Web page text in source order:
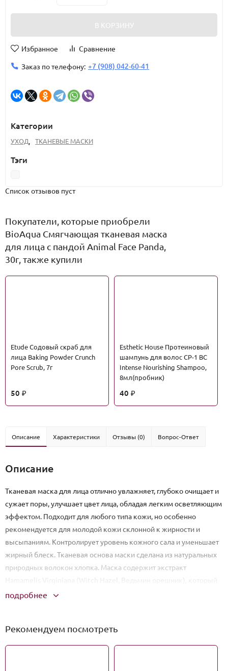
В КОРЗИНУ
Избранное
Сравнение
Заказ по телефону: +7 (908) 042-60-41
Категории
УХОД, ТКАНЕВЫЕ МАСКИ
Тэги
Список отзывов пуст
Покупатели, которые приобрели
BioAqua Смягчающая тканевая маска
для лица с пандой Animal Face Panda,
30г, также купили
Etude Содовый скраб для
лица Baking Powder Crunch
Pore Scrub, 7г
50 ₽
Esthetic House Протеиновый
шампунь для волос CP-1 BC
Intense Nourishing Shampoo,
8мл(пробник)
40 ₽
Описание Характеристики Отзывы (0) Вопрос-Ответ
Описание
Тканевая маска для лица отлично увлажняет, глубоко очищает и
сужает поры, улучшает цвет лица, обладая легким осветляющим
эффектом. Подходит для любого типа кожи, но особенно
рекомендуется для молодой кожи склонной к жирности и
высыпаниям. Контролирует уровень кожного сала и уменьшает
жирный блеск. Тканевая основа маски сделана из натуральных
природных волокон хлопка. Маска содержит экстракт
Hamamelis Virginiana (Witch Hazel, Ведьмин орешник), который
обладает вяжущими, бактерицидными свойствами.
Способ применения:Перед наложением тканевой маски лицо
необходимо предварительно очистить.Склонную к шелушению
подробнее
Рекомендуем посмотреть